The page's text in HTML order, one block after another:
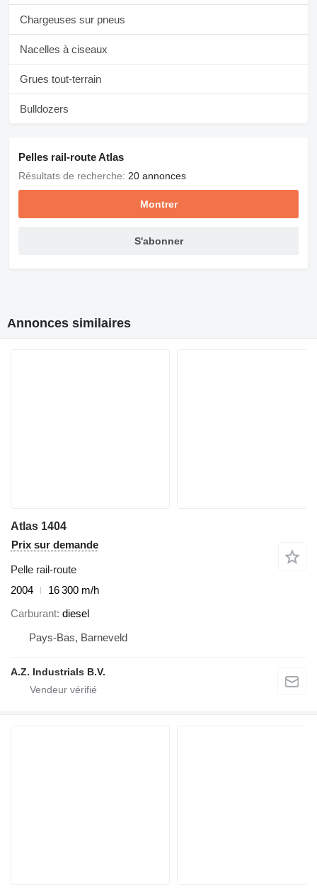
Chargeuses sur pneus
Nacelles à ciseaux
Grues tout-terrain
Bulldozers
Pelles rail-route Atlas
Résultats de recherche: 20 annonces
Montrer
S'abonner
Annonces similaires
Atlas 1404
Prix sur demande
Pelle rail-route
2004
16 300 m/h
Carburant diesel
Pays-Bas, Barneveld
A.Z. Industrials B.V.